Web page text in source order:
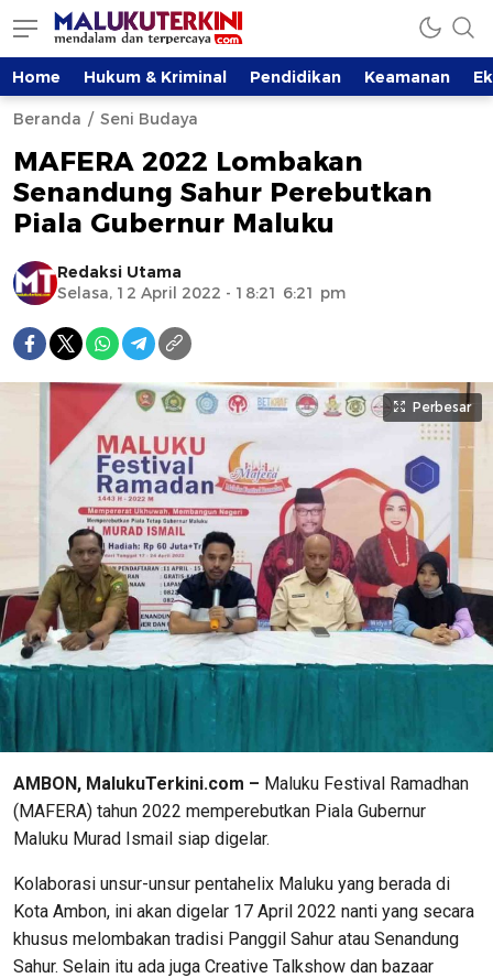
Home Hukum & Kriminal Pendidikan Keamanan
Beranda Seni Budaya
MAFERA 2022 Lombakan
Senandung Sahur Perebutkan
Piala Gubernur Maluku
Redaksi Utama
Selasa, 12 April 2022 - 18:21 6:21 pm
Perbesar
AMBON, MalukuTerkini.com – Maluku Festival Ramadhan
(MAFERA) tahun 2022 memperebutkan Piala Gubernur
Maluku Murad Ismail siap digelar.
Kolaborasi unsur-unsur pentahelix Maluku yang berada di
Kota Ambon, ini akan digelar 17 April 2022 nanti yang secara
khusus melombakan tradisi Panggil Sahur atau Senandung
Sahur. Selain itu ada juga Creative Talkshow dan bazaar